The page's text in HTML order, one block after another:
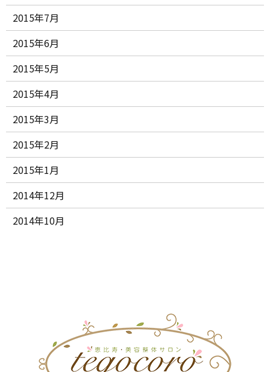
2015年7月
2015年6月
2015年5月
2015年4月
2015年3月
2015年2月
2015年1月
2014年12月
2014年10月